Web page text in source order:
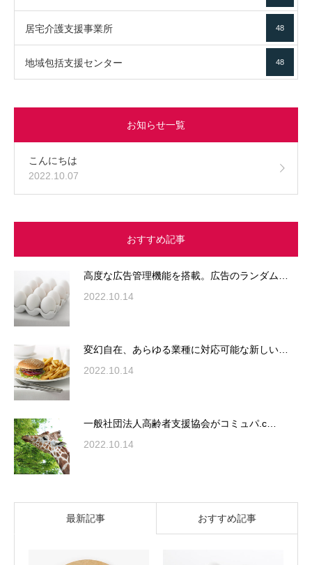
居宅介護支援事業所 48
地域包括支援センター 48
お知らせ一覧
こんにちは
2022.10.07
おすすめ記事
高度な広告管理機能を搭載。広告のランダム…
2022.10.14
変幻自在、あらゆる業種に対応可能な新しい…
2022.10.14
一般社団法人高齢者支援協会がコミュパ.c…
2022.10.14
最新記事 おすすめ記事